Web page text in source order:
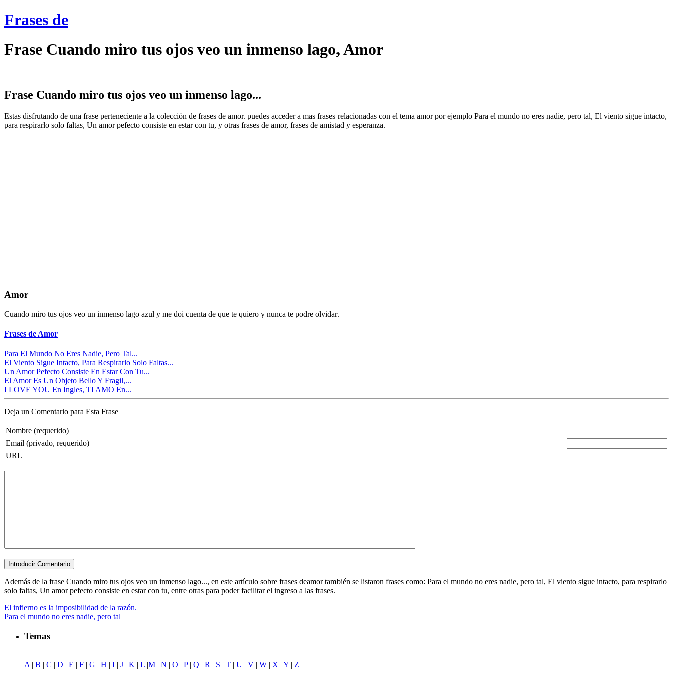
Frases de
Frase Cuando miro tus ojos veo un inmenso lago, Amor
Frase Cuando miro tus ojos veo un inmenso lago...
Estas disfrutando de una frase perteneciente a la colección de frases de amor. puedes acceder a mas frases relacionadas con el tema amor por ejemplo Para el mundo no eres nadie, pero tal, El viento sigue intacto,
para respirarlo solo faltas, Un amor pefecto consiste en estar con tu, y otras frases de amor, frases de amistad y esperanza.
Amor
Cuando miro tus ojos veo un inmenso lago azul y me doi cuenta de que te quiero y nunca te podre olvidar.
Frases de Amor
Para El Mundo No Eres Nadie, Pero Tal...
El Viento Sigue Intacto, Para Respirarlo Solo Faltas...
Un Amor Pefecto Consiste En Estar Con Tu...
El Amor Es Un Objeto Bello Y Fragil,...
I LOVE YOU En Ingles, TI AMO En...
Deja un Comentario para Esta Frase
Nombre (requerido)
Email (privado, requerido)
URL
Además de la frase Cuando miro tus ojos veo un inmenso lago..., en este artículo sobre frases deamor también se listaron frases como: Para el mundo no eres nadie, pero tal, El viento sigue intacto, para respirarlo
solo faltas, Un amor pefecto consiste en estar con tu, entre otras para poder facilitar el ingreso a las frases.
El infierno es la imposibilidad de la razón.
Para el mundo no eres nadie, pero tal
Temas
A | B | C | D | E | F | G | H | I | J | K | L |M | N | O | P| Q | R | S | T | U | V | W | X | Y | Z